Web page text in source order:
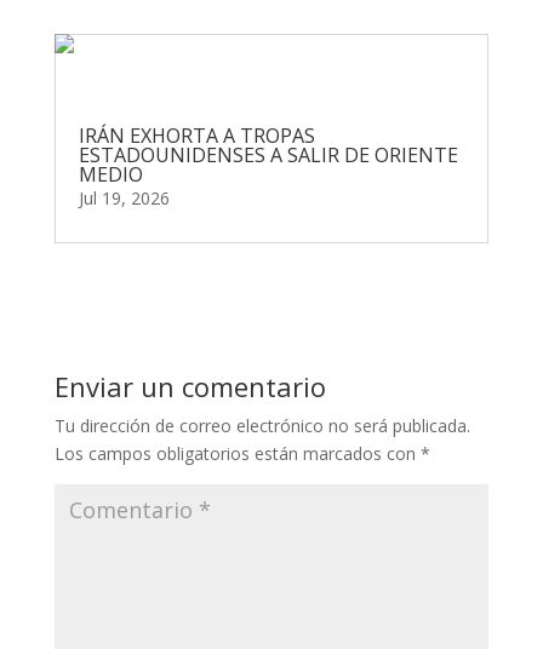
IRÁN EXHORTA A TROPAS
ESTADOUNIDENSES A SALIR DE ORIENTE
MEDIO
Jul 19, 2026
Enviar un comentario
Tu dirección de correo electrónico no será publicada.
Los campos obligatorios están marcados con *